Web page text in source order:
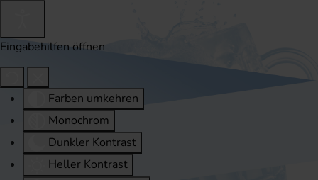
Eingabehilfen öffnen
Farben umkehren
Monochrom
Dunkler Kontrast
Heller Kontrast